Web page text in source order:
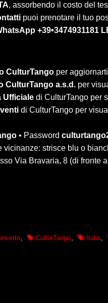
, assorbendo il costo del
puoi prenotare il tuo
+39•3474931181
CulturTango per
CulturTango a.s.d. per
Ufficiale di CulturTango per
di CulturTango per
• Password
vicinanze: strisce blu o
Via Bravaria, 8 (di fronte
, CulturTango, Italia,